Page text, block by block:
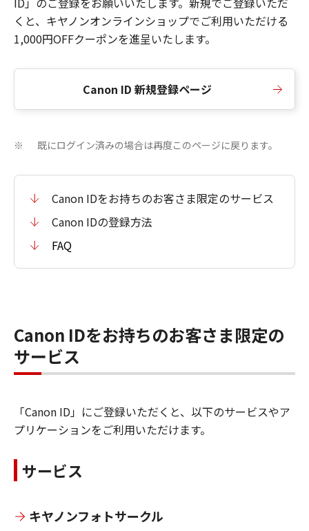
くと、キヤノンオンラインショップでご利用いただける
1,000円OFFクーポンを進呈いたします。
Canon ID 新規登録ページ
※ 既にログイン済みの場合は再度このページに戻ります。
Canon IDをお持ちのお客さま限定のサービス
Canon IDの登録方法
FAQ
Canon IDをお持ちのお客さま限定の
サービス
「Canon ID」にご登録いただくと、以下のサービスやア
プリケーションをご利用いただけます。
サービス
キヤノンフォトサークル